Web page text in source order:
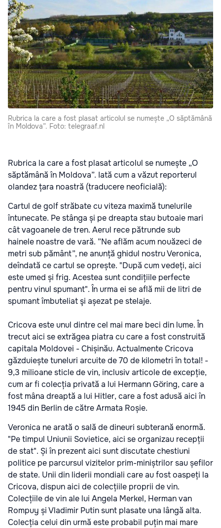
Rubrica la care a fost plasat articolul se numește „O săptămână
în Moldova”. Foto: telegraaf.nl
Rubrica la care a fost plasat articolul se numește „O
săptămână în Moldova”. Iată cum a văzut reporterul
olandez țara noastră (traducere neoficială):
Cartul de golf străbate cu viteza maximă tunelurile
întunecate. Pe stânga și pe dreapta stau butoaie mari
cât vagoanele de tren. Aerul rece pătrunde sub
hainele noastre de vară. ”Ne aflăm acum nouăzeci de
metri sub pământ”, ne anunță ghidul nostru Veronica,
deîndată ce cartul se oprește. "După cum vedeți, aici
este umed și frig. Acestea sunt condițiile perfecte
pentru vinul spumant". În urma ei se află mii de litri de
spumant îmbuteliat şi așezat pe stelaje.
Cricova este unul dintre cel mai mare beci din lume. În
trecut aici se extrăgea piatra cu care a fost construită
capitala Moldovei - Chișinău. Actualmente Cricova
găzduiește tuneluri arcuite de 70 de kilometri în total! -
9,3 milioane sticle de vin, inclusiv articole de excepție,
cum ar fi colecția privată a lui Hermann Göring, care a
fost mâna dreaptă a lui Hitler, care a fost adusă aici în
1945 din Berlin de către Armata Roșie.
Veronica ne arată o sală de dineuri subterană enormă.
"Pe timpul Uniunii Sovietice, aici se organizau recepții
de stat". Și în prezent aici sunt discutate chestiuni
politice pe parcursul vizitelor prim-miniștrilor sau șefilor
de state. Unii din liderii mondiali care au fost oaspeți la
Cricova, dispun aici de colecțiile proprii de vin.
Colecțiile de vin ale lui Angela Merkel, Herman van
Rompuy și Vladimir Putin sunt plasate una lângă alta.
Colecția celui din urmă este probabil puțin mai mare